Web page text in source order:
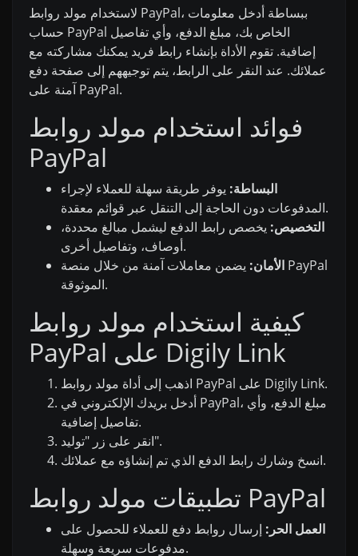
لاستخدام مولد روابط PayPal، ببساطة أدخل معلومات
حساب PayPal الخاص بك، مبلغ الدفع، وأي تفاصيل
إضافية. تقوم الأداة بإنشاء رابط فريد يمكنك مشاركته مع
عملائك. عند النقر على الرابط، يتم توجيههم إلى صفحة دفع
آمنة على PayPal.
فوائد استخدام مولد روابط
PayPal
البساطة: يوفر طريقة سهلة للعملاء لإجراء
المدفوعات دون الحاجة إلى التنقل عبر قوائم معقدة.
التخصيص: يخصص رابط الدفع ليشمل مبالغ محددة،
أوصاف، وتفاصيل أخرى.
الأمان: يضمن معاملات آمنة من خلال منصة PayPal
الموثوقة.
كيفية استخدام مولد روابط
PayPal على Digily Link
اذهب إلى أداة مولد روابط PayPal على Digily Link.
أدخل بريدك الإلكتروني في PayPal، مبلغ الدفع، وأي
تفاصيل إضافية.
انقر على زر "توليد".
انسخ وشارك رابط الدفع الذي تم إنشاؤه مع عملائك.
تطبيقات مولد روابط PayPal
العمل الحر: إرسال روابط دفع للعملاء للحصول على
مدفوعات سريعة وسهلة.